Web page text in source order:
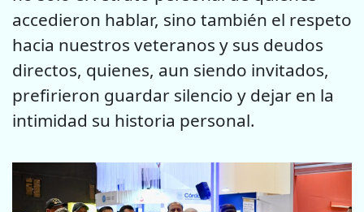
accedieron hablar, sino también el respeto
hacia nuestros veteranos y sus deudos
directos, quienes, aun siendo invitados,
prefirieron guardar silencio y dejar en la
intimidad su historia personal.